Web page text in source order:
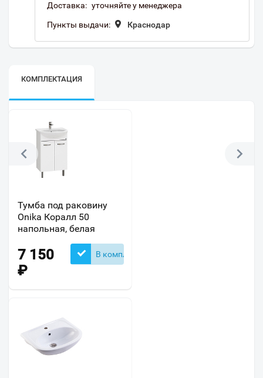
Доставка: уточняйте у менеджера
Пункты выдачи: Краснодар
КОМПЛЕКТАЦИЯ
Тумба под раковину
Onika Коралл 50
напольная, белая
7 150
₽
В комплекте